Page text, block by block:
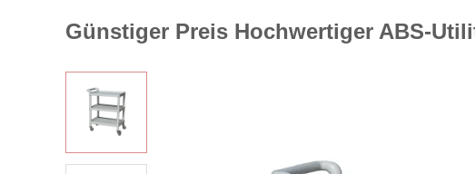
Günstiger Preis Hochwertiger ABS-